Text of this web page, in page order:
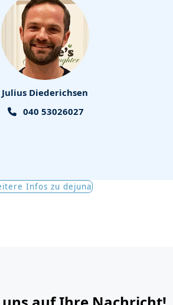
Julius Diederichsen
040 53026027
Infos zu dejuna